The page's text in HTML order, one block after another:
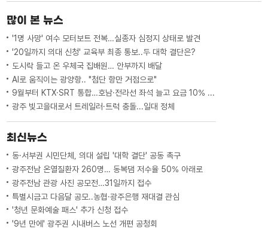
렵다는 입장입니다.천홍희 기자가 현장취
많이 본 뉴스
'1명 사망' 여수 모터보트 전복…실종자 심정지 상태로 발견
'20일까지 의대 신청' 교육부 최종 통보..두 대학 결단은?
도시락 들고 온 우체국 집배원… 안부까지 배달
AI로 움직이는 광양항.. "첨단 항만 거점으로"
9월부터 KTX·SRT 통합…호남·전라선 좌석 늘고 요금 10% 인하
광주 빛고을대로서 트레일러·트럭 충돌...일대 정체
최신뉴스
동·서부권 시민단체, 의대 설립 '대학 결단' 공동 촉구
광주전남 온열질환자 260명… 동복댐 저수율 50% 아래로
광주전남 관광 사진 공모전…31일까지 접수
특별시금고 다음달 공모..농협·광주은행 재대결 관심
'청년 문화예술 패스' 추가 신청 접수
'9년 만에' 광주권 시내버스 노선 개편 공청회